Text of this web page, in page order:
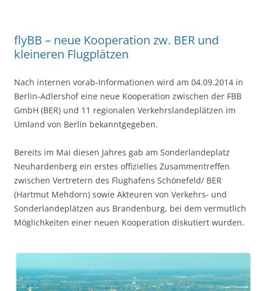
flyBB – neue Kooperation zw. BER und
kleineren Flugplätzen
Nach internen vorab-Informationen wird am 04.09.2014 in
Berlin-Adlershof eine neue Kooperation zwischen der FBB
GmbH (BER) und 11 regionalen Verkehrslandeplätzen im
Umland von Berlin bekanntgegeben.
Bereits im Mai diesen Jahres gab am Sonderlandeplatz
Neuhardenberg ein erstes offizielles Zusammentreffen
zwischen Vertretern des Flughafens Schönefeld/ BER
(Hartmut Mehdorn) sowie Akteuren von Verkehrs- und
Sonderlandeplätzen aus Brandenburg, bei dem vermutlich
Möglichkeiten einer neuen Kooperation diskutiert wurden.